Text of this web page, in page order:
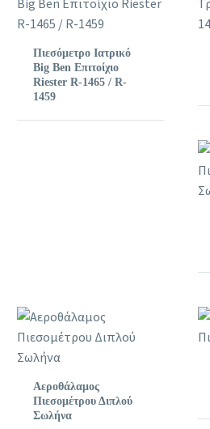
Πιεσόμετρο Ιατρικό
Big Ben Επιτοίχιο
Riester R-1465 / R-
1459
Αεροθάλαμος
Πιεσομέτρου Διπλού
Σωλήνα